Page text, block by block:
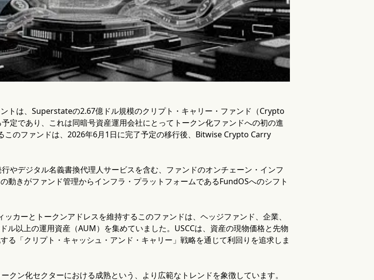
トは、Superstateの2.67億ドル規模のクリプト・キャリー・ファンド（Crypto
定であり、これは同暗号資産運用会社にとってトークン化ファンドへの初の進
このファンドは、2026年6月1日に完了予定の移行後、Bitwise Crypto Carry
やデジタル名義書換代理人サービスを含む、ファンドのオンチェーン・インフ
動きがファンド管理からインフラ・プラットフォームであるFundOSへのシフト
ッカーとトークンアドレスを維持するこのファンドは、ヘッジファンド、企業、
ル以上の運用資産（AUM）を集めていました。USCCは、資産の現物価格と先物
る「クリプト・キャッシュ・アンド・キャリー」戦略を通じて利回りを追求しま
クン化セクターにおける成熟という、より広範なトレンドを象徴しています。